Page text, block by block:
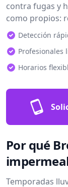
contra fugas y
como propios:
Detección
Profesionales
Horarios
Por qué
Temporadas